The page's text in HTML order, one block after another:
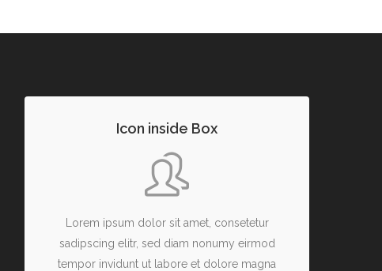
Icon inside Box
Lorem ipsum dolor sit amet, consetetur
sadipscing elitr, sed diam nonumy eirmod
tempor invidunt ut labore et dolore magna